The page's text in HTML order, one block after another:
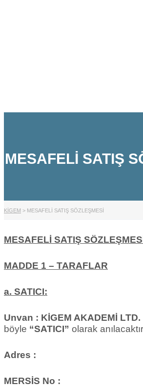
MESAFELI SATIŞ
KİGEM > MESAFELI SATIŞ SÖZLEŞMESI
MESAFELİ SATIŞ
MADDE 1 – TARAFLAR
a. SATICI:
Unvan : KİGEM AKADEMİ LTD.
böyle “SATICI” olarak
Adres :
MERSİS No :